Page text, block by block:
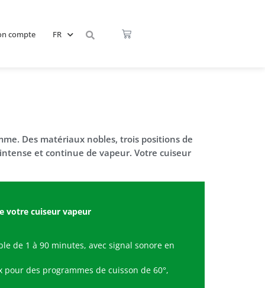
compte FR
Des matériaux nobles, trois positions de
et continue de vapeur. Votre cuiseur
votre cuiseur vapeur
de 1 à 90 minutes, avec signal sonore en
pour des programmes de cuisson de 60°,